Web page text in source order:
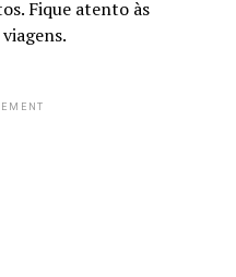
Fique atento às